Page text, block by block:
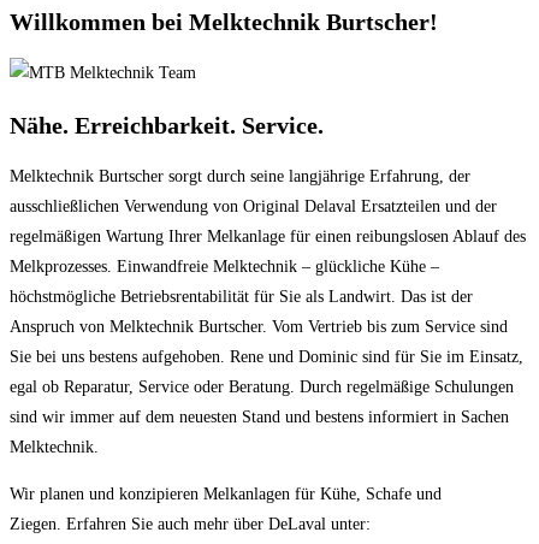
Willkommen bei Melktechnik Burtscher!
Nähe. Erreichbarkeit. Service.
Melktechnik Burtscher sorgt durch seine langjährige Erfahrung, der
ausschließlichen Verwendung von Original Delaval Ersatzteilen und der
regelmäßigen Wartung Ihrer Melkanlage für einen reibungslosen Ablauf des
Melkprozesses. Einwandfreie Melktechnik – glückliche Kühe –
höchstmögliche Betriebsrentabilität für Sie als Landwirt. Das ist der
Anspruch von Melktechnik Burtscher. Vom Vertrieb bis zum Service sind
Sie bei uns bestens aufgehoben. Rene und Dominic sind für Sie im Einsatz,
egal ob Reparatur, Service oder Beratung. Durch regelmäßige Schulungen
sind wir immer auf dem neuesten Stand und bestens informiert in Sachen
Melktechnik.
Wir planen und konzipieren Melkanlagen für Kühe, Schafe und
Ziegen. Erfahren Sie auch mehr über DeLaval unter: